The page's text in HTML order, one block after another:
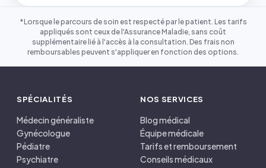
*Lorsque le parcours de soin est respecté par le patient. Les tarifs
appliqués sont ceux de l'Assurance Maladie, sans coût
supplémentaire lié à l'accès à la consultation. Des frais non
remboursables peuvent s'appliquer en fonction des options.
SPÉCIALITÉS
Médecin généraliste
Gynécologue
Pédiatre
Psychiatre
NOS SERVICES
Blog médical
Équipe médicale
Tarifs et remboursement
Conseils médicaux